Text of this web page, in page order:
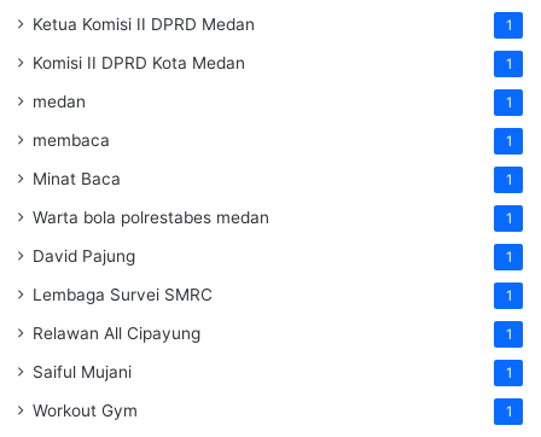
Ketua Komisi II DPRD Medan 1
Komisi II DPRD Kota Medan 1
medan 1
membaca 1
Minat Baca 1
Warta bola polrestabes medan 1
David Pajung 1
Lembaga Survei SMRC 1
Relawan All Cipayung 1
Saiful Mujani 1
Workout Gym 1